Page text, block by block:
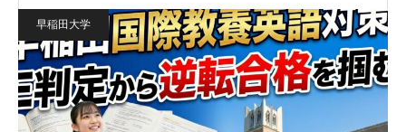
早稲田大学